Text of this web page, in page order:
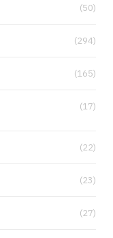
(50)
(294)
(165)
(17)
(22)
(23)
(27)